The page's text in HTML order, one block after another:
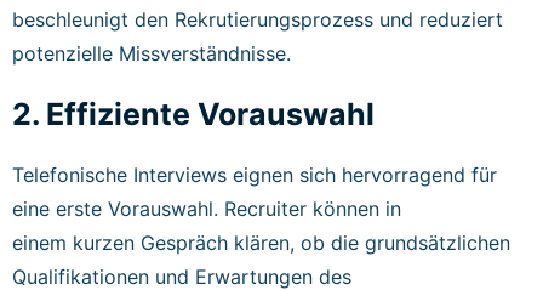
beschleunigt den Rekrutierungsprozess und reduziert
potenzielle Missverständnisse.
2. Effiziente Vorauswahl
Telefonische Interviews eignen sich hervorragend für
eine erste Vorauswahl. Recruiter können in
einem kurzen Gespräch klären, ob die grundsätzlichen
Qualifikationen und Erwartungen des